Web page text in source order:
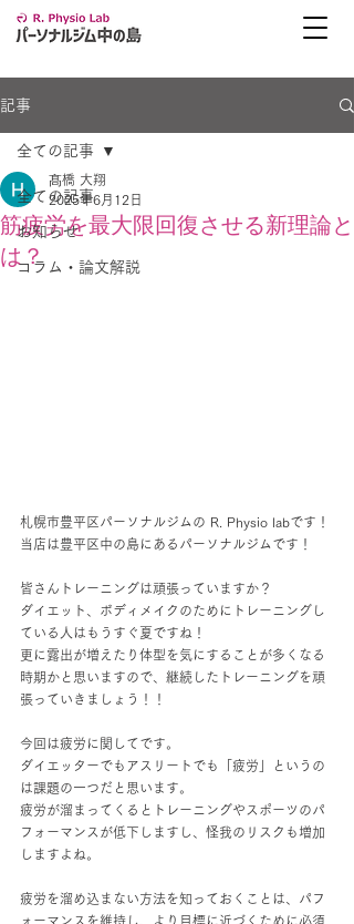
記事
全ての記事
お知らせ
コラム・論文解説
全ての記事
筋疲労を最大限回復させる新理論と
は？
髙橋 大翔
2025年6月12日
札幌市豊平区パーソナルジムの R. Physio labです！
当店は豊平区中の島にあるパーソナルジムです！
皆さんトレーニングは頑張っていますか？
ダイエット、ボディメイクのためにトレーニングし
ている人はもうすぐ夏ですね！
更に露出が増えたり体型を気にすることが多くなる
時期かと思いますので、継続したトレーニングを頑
張っていきましょう！！
今回は疲労に関してです。
ダイエッターでもアスリートでも「疲労」というの
は課題の一つだと思います。
疲労が溜まってくるとトレーニングやスポーツのパ
フォーマンスが低下しますし、怪我のリスクも増加
しますよね。
疲労を溜め込まない方法を知っておくことは、パフ
ォーマンスを維持し、より目標に近づくために必須